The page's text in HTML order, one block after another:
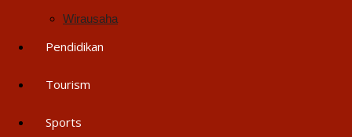
Wirausaha
Pendidikan
Tourism
Sports